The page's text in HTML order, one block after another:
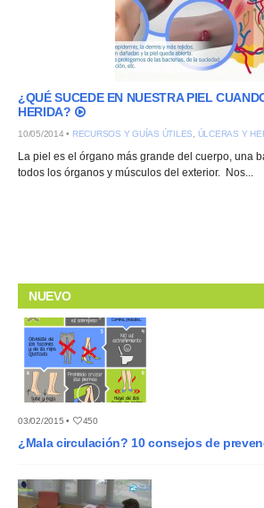
¿QUÉ SUCEDE EN NUESTRA PIEL
HERIDA?
10/05/2014 • RECURSOS Y GUÍAS ÚTILES, ÚLCERAS Y
La piel es el órgano más grande del cuerpo, una
todos los órganos y músculos del exterior. Nos...
NUEVO
03/02/2015 • 450
¿Mala circulación? 10 consejos de